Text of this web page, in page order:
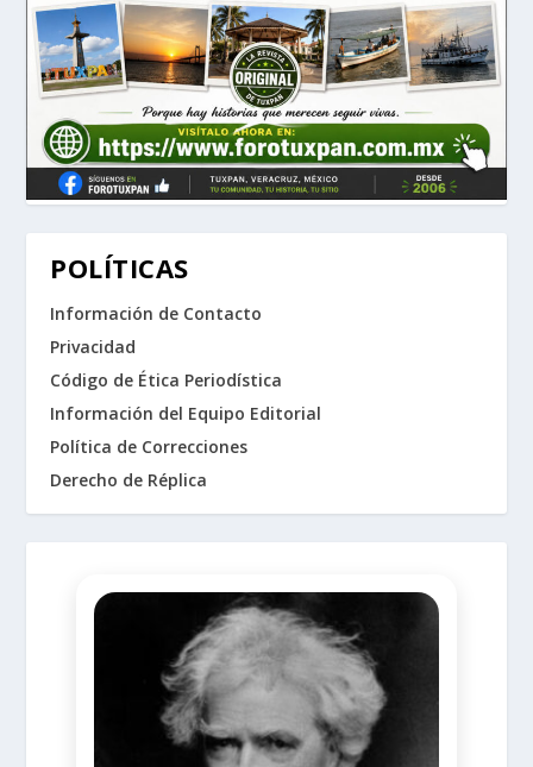
POLÍTICAS
Información de Contacto
Privacidad
Código de Ética Periodística
Información del Equipo Editorial
Política de Correcciones
Derecho de Réplica